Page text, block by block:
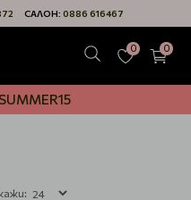
САЛОН: 0886 616467
0 0